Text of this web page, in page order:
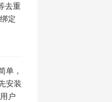
去重
定
单，
安装
户